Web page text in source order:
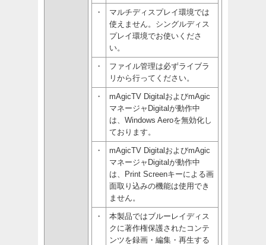
・
マルチディスプレイ環境では
使えません。シングルディス
プレイ環境でお使いくださ
い。
・
ファイル管理は必ずライブラ
リから行ってください。
・
mAgicTV DigitalおよびmAgic
マネージャDigitalが動作中
は、Windows Aeroを無効化し
ております。
・
mAgicTV DigitalおよびmAgic
マネージャDigitalが動作中
は、Print Screenキーによる画
面取り込みの機能は使用でき
ません。
・
本製品ではブルーレイディス
クに著作権保護されたコンテ
ンツを録画・編集・再生する